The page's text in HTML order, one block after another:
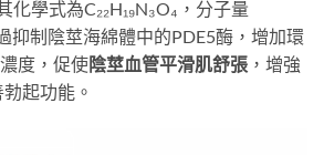
化學式為C₂₂H₁₉N₃O₄，分子量
抑制陰莖海綿體中的PDE5酶，增加環
度，促使陰莖血管平滑肌舒張 ，增強
起功能。